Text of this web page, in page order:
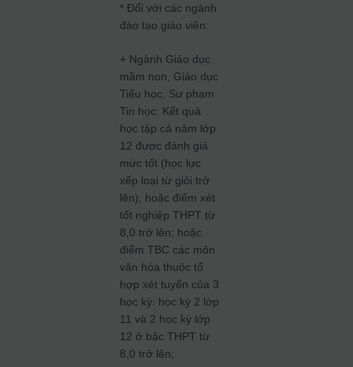
* Đối với các ngành
đào tạo giáo viên:
+ Ngành Giáo dục
mầm non, Giáo dục
Tiểu học, Sư phạm
Tin học: Kết quả
học tập cả năm lớp
12 được đánh giá
mức tốt (học lực
xếp loại từ giỏi trở
lên); hoặc điểm xét
tốt nghiệp THPT từ
8,0 trở lên; hoặc
điểm TBC các môn
văn hóa thuộc tổ
hợp xét tuyển của 3
học kỳ: học kỳ 2 lớp
11 và 2 học kỳ lớp
12 ở bậc THPT từ
8,0 trở lên;